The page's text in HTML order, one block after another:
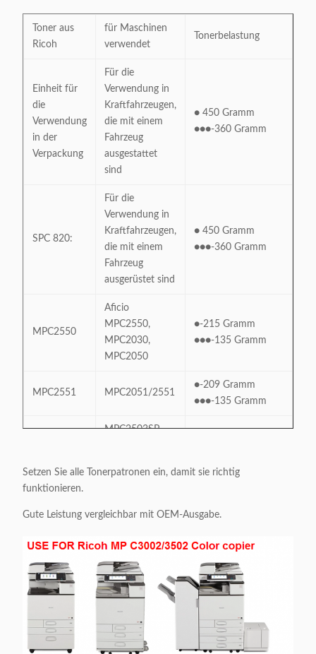
Toner aus
Ricoh
für Maschinen
verwendet
Tonerbelastung
Einheit für
die
Verwendung
in der
Verpackung
Für die
Verwendung in
Kraftfahrzeugen,
die mit einem
Fahrzeug
ausgestattet
sind
● 450 Gramm
●●●-360 Gramm
SPC 820:
Für die
Verwendung in
Kraftfahrzeugen,
die mit einem
Fahrzeug
ausgerüstet sind
● 450 Gramm
●●●-360 Gramm
MPC2550
Aficio
MPC2550,
MPC2030,
MPC2050
●-215 Gramm
●●●-135 Gramm
MPC2551 MPC2051/2551
●-209 Gramm
●●●-135 Gramm
MPC2503SP
MPC3000
●●●-360 Gramm
MPC3300
Aficio
MPC2800,
MPC3300
● 450 Gramm
●●●-360 Gramm
MPC3502
MPC
3002/3502
●-510 Gramm
●●●-460 Gramm
Setzen Sie alle Tonerpatronen ein, damit sie richtig
funktionieren.
Gute Leistung vergleichbar mit OEM-Ausgabe.